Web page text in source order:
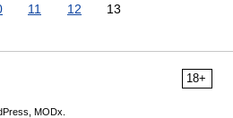
11 12 13
18+
MODx.